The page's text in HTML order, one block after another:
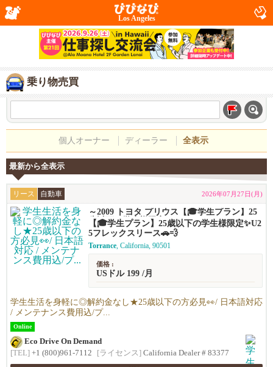
Los Angeles
乗り物売買
個人オーナー ディーラー 全表示
最新から全表示
リース 自動車 2026年07月27日(月)
～2009 トヨタ プリウス【🎓学生プラン】25
歳以下の学生様限定✨U25フレックスリース
🚗💨
【🎓学生プラン】25歳以下の学生様限定✨U2
5フレックスリース🚗💨
Torrance, California, 90501
価格 :
USドル 199 /月
学生生活を身軽に◎解約金なし★25歳以下の方必見👀/ 日本語対応
/ メンテナンス費用込/プ...
Online
Eco Drive On Demand
[TEL] +1 (800)961-7112 [ライセンス] California Dealer # 83377